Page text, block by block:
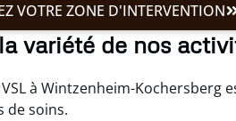
VOTRE ZONE D'INTERVENTION
variété de nos
à Wintzenheim-Kochersberg
de soins.